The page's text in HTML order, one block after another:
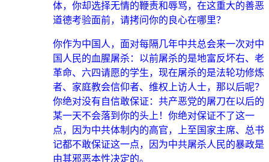
体，你却选择无情的鞭责和辱骂，在这重大的善恶
道德考验面前，请拷问你的良心在哪里？
你作为中国人，面对每隔几年中共总会来一次对中
国人民的血腥屠杀：以前屠杀的是地富反坏右、老
革命、六四请愿的学生，现在屠杀的是法轮功修炼
者、家庭教会信仰者、维权上访人士，那以后呢？
你绝对没有自信敢保证：共产恶党的屠刀在以后的
某一天不会落到你的头上！你绝对保证不了这一
点，因为中共体制内的高官，上至国家主席、总书
记都不敢保证这一点，因为中共屠杀人民的暴政是
由其邪恶本性决定的。